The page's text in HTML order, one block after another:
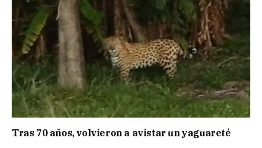
Tras 70 años, volvieron a avistar un yaguareté